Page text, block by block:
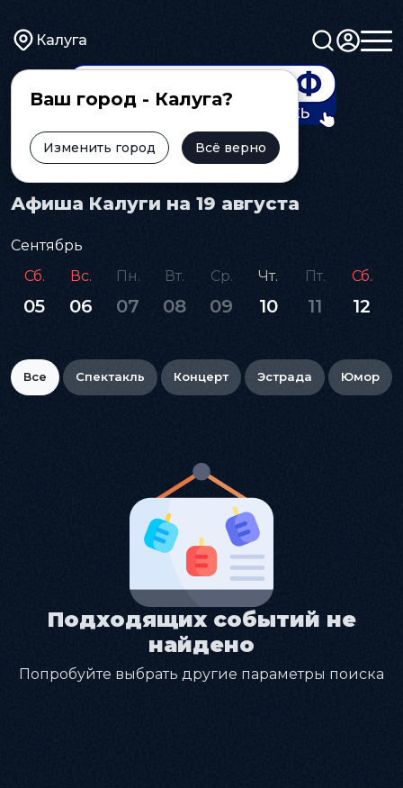
Калуга
Ваш город - Калуга?
Изменить город Всё верно
Главная Афиша
Афиша Калуги на 19 августа
Сентябрь
Сб.
05
Вс.
06
Пн.
07
Вт.
08
Ср.
09
Чт.
10
Пт.
11
Сб.
12
Все Спектакль Концерт Эстрада Юмор
Подходящих событий не
найдено
Попробуйте выбрать другие параметры поиска